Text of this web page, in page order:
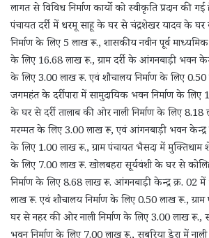
लागत से विविध निर्माण कार्यो को स्वीकृति प्रदान की
पंचायत दर्री में धरमू साहू के घर से चंद्रशेखर यादव के
निर्माण के लिए 5 लाख रू., शासकीय नवीन पूर्व माध्यमिक
के लिए 16.68 लाख रू., ग्राम दर्री के आंगनबाड़ी भवन
के लिए 3.00 लाख रू. एवं शौचालय निर्माण के लिए 0.50
जगमहंत के दर्रीपारा में सामुदायिक भवन निर्माण के
के घर से दर्री तालाब की ओर नाली निर्माण के लिए
मरम्मत के लिए 3.00 लाख रू, एवं आंगनबाड़ी भवन केन्द्र
के लिए 1.00 लाख रू., ग्राम पंचायत भैसदा में मुक्तिधाम
के लिए 7.00 लाख रू. खोलबहरा सूर्यवंशी के घर से
निर्माण के लिए 8.68 लाख रू. आंगनबाड़ी केन्द्र क्र. 02
लाख रू. एवं शौचालय निर्माण के लिए 0.50 लाख रू.,
घर से नहर की ओर नाली निर्माण के लिए 3.00 लाख रू.,